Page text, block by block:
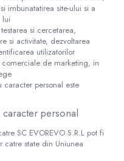
imbunatatirea site-ului si a
lui
si cercetarea,
si activitate, dezvoltarea
utilizatorilor
de marketing, in
personal este
personal
SC​ ​EVOREVO​ ​S.R.L pot fi
catre state din Uniunea